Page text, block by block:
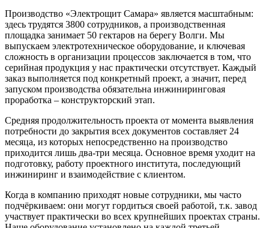
Производство «Электрощит Самара» является масштабным:
здесь трудятся 3800 сотрудников, а производственная
площадка занимает 50 гектаров на берегу Волги. Мы
выпускаем электротехническое оборудование, и ключевая
сложность в организации процессов заключается в том, что
серийная продукция у нас практически отсутствует. Каждый
заказ выполняется под конкретный проект, а значит, перед
запуском производства обязательна инжиниринговая
проработка – конструкторский этап.
Средняя продолжительность проекта от момента выявления
потребности до закрытия всех документов составляет 24
месяца, из которых непосредственно на производство
приходится лишь два-три месяца. Основное время уходит на
подготовку, работу проектного института, последующий
инжиниринг и взаимодействие с клиентом.
Когда в компанию приходят новые сотрудники, мы часто
подчёркиваем: они могут гордиться своей работой, т.к. завод
участвует практически во всех крупнейших проектах страны.